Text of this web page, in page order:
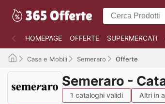
HOMEPAGE OFFERTE SUPERMERCATI
Casa e Mobili Semeraro Offerte
Semeraro -
1 cataloghi validi
Altri in